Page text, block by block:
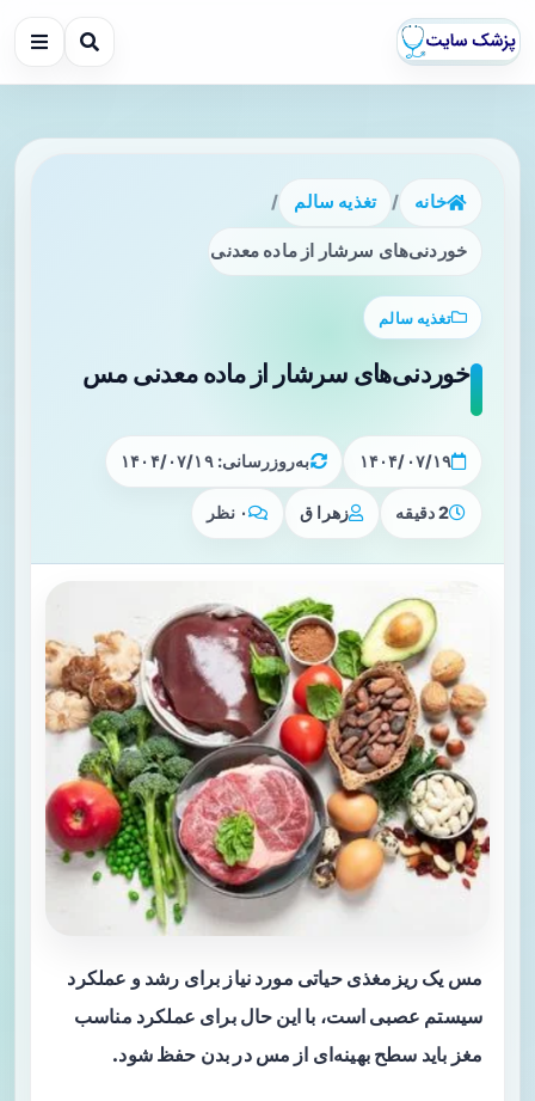
خانه / تغذیه سالم /
خوردنی‌های سرشار از ماده معدنی مس
تغذیه سالم
خوردنی‌های سرشار از ماده معدنی مس
۱۴۰۴/۰۷/۱۹ به‌روزرسانی: ۱۴۰۴/۰۷/۱۹
2 دقیقه زهرا ق ۰ نظر
مس یک ریزمغذی حیاتی مورد نیاز برای رشد و عملکرد
سیستم عصبی است، با این حال برای عملکرد مناسب
مغز باید سطح بهینه‌ای از مس در بدن حفظ شود.